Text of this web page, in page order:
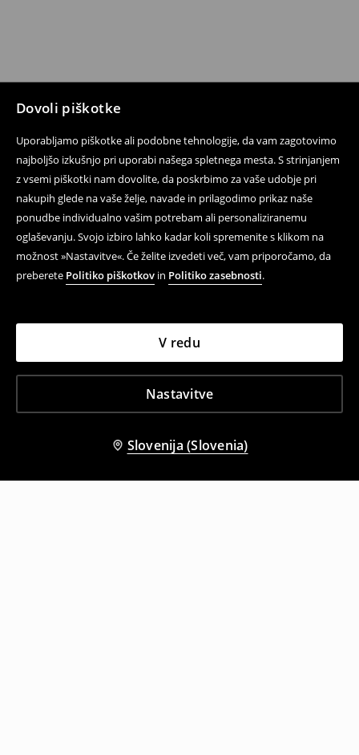
Dovoli piškotke
Uporabljamo piškotke ali podobne tehnologije, da vam zagotovimo
najboljšo izkušnjo pri uporabi našega spletnega mesta. S strinjanjem
z vsemi piškotki nam dovolite, da poskrbimo za vaše udobje pri
nakupih glede na vaše želje, navade in prilagodimo prikaz naše
ponudbe individualno vašim potrebam ali personaliziranemu
oglaševanju. Svojo izbiro lahko kadar koli spremenite s klikom na
možnost »Nastavitve«. Če želite izvedeti več, vam priporočamo, da
preberete Politiko piškotkov in Politiko zasebnosti.
Nastavitve
V redu
Slovenija (Slovenia)